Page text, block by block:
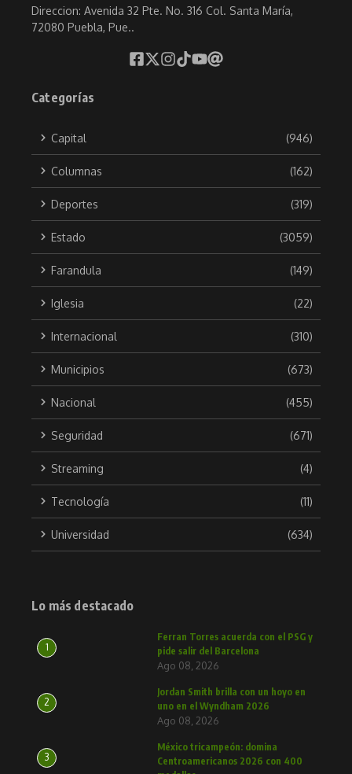
Direccion: Avenida 32 Pte. No. 316 Col. Santa María,
72080 Puebla, Pue..
Categorías
Capital (946)
Columnas (162)
Deportes (319)
Estado (3059)
Farandula (149)
Iglesia (22)
Internacional (310)
Municipios (673)
Nacional (455)
Seguridad (671)
Streaming (4)
Tecnología (11)
Universidad (634)
Lo más destacado
1
Ferran Torres acuerda con el PSG y
pide salir del Barcelona
Ago 08, 2026
2
Jordan Smith brilla con un hoyo en
uno en el Wyndham 2026
Ago 08, 2026
3
México tricampeón: domina
Centroamericanos 2026 con 400